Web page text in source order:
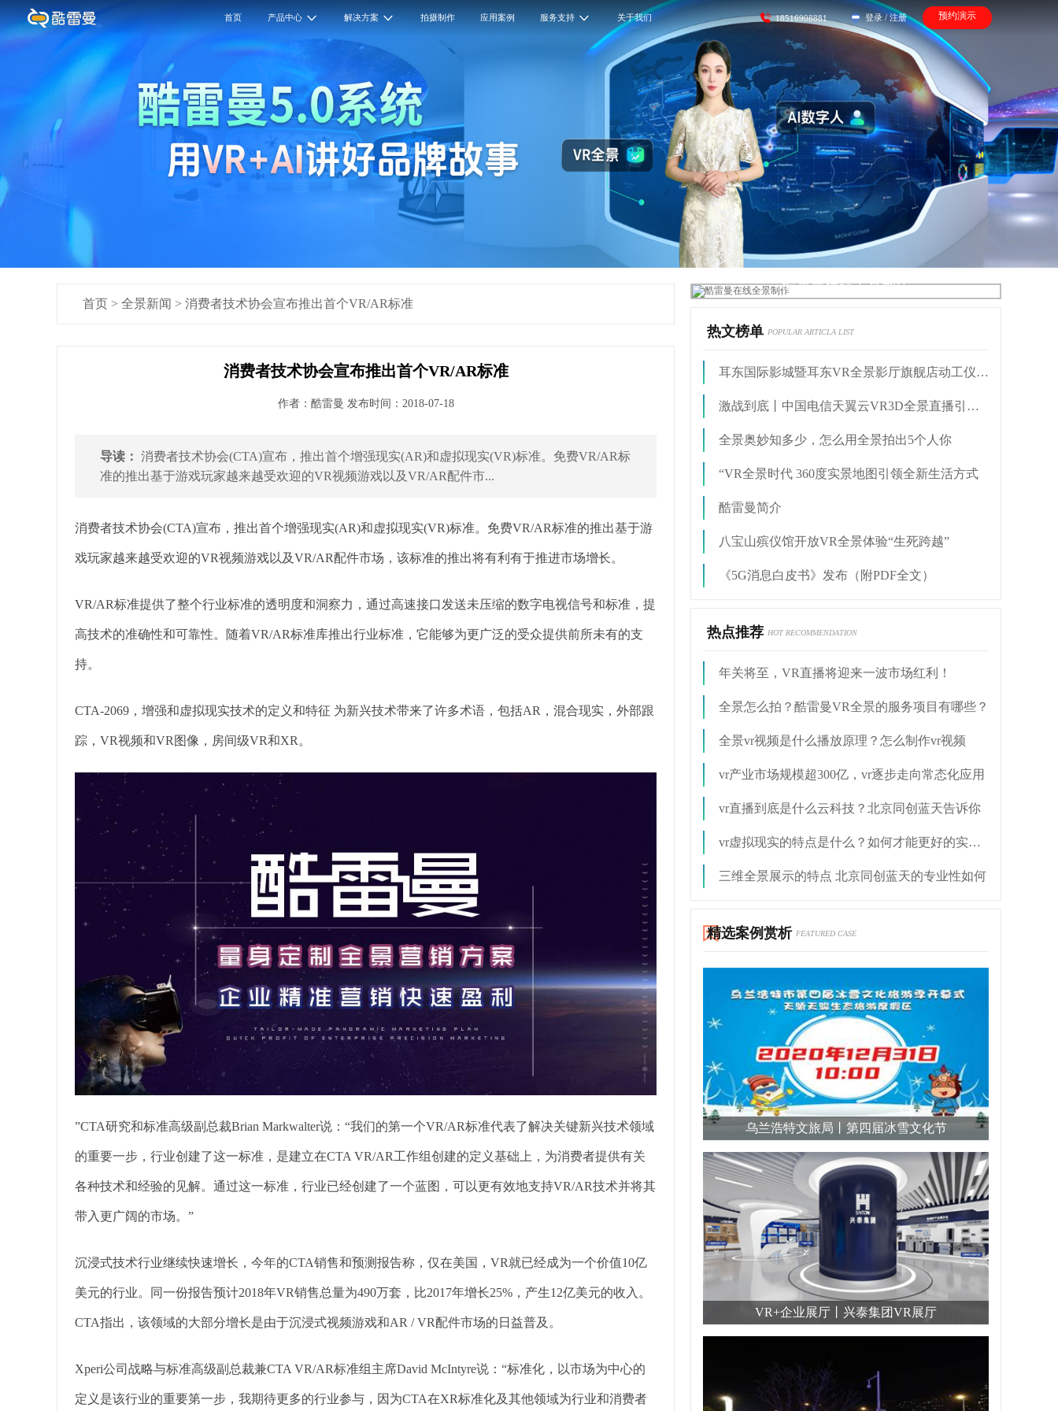
首页 产品中心 解决方案 拍摄制作 应用案例 服务支持 关于我们 18516908881 登录 / 注册 预约演示
首页 > 全景新闻 > 消费者技术协会宣布推出首个VR/AR标准
消费者技术协会宣布推出首个VR/AR标准
作者：酷雷曼 发布时间：2018-07-18
导读： 消费者技术协会(CTA)宣布，推出首个增强现实(AR)和虚拟现实(VR)标准。免费VR/AR标
准的推出基于游戏玩家越来越受欢迎的VR视频游戏以及VR/AR配件市...
消费者技术协会(CTA)宣布，推出首个增强现实(AR)和虚拟现实(VR)标准。免费VR/AR标准的推出基于游
戏玩家越来越受欢迎的VR视频游戏以及VR/AR配件市场，该标准的推出将有利有于推进市场增长。
VR/AR标准提供了整个行业标准的透明度和洞察力，通过高速接口发送未压缩的数字电视信号和标准，提
高技术的准确性和可靠性。随着VR/AR标准库推出行业标准，它能够为更广泛的受众提供前所未有的支
持。
CTA-2069，增强和虚拟现实技术的定义和特征 为新兴技术带来了许多术语，包括AR，混合现实，外部跟
踪，VR视频和VR图像，房间级VR和XR。
”CTA研究和标准高级副总裁Brian Markwalter说：“我们的第一个VR/AR标准代表了解决关键新兴技术领域
的重要一步，行业创建了这一标准，是建立在CTA VR/AR工作组创建的定义基础上，为消费者提供有关
各种技术和经验的见解。通过这一标准，行业已经创建了一个蓝图，可以更有效地支持VR/AR技术并将其
带入更广阔的市场。”
沉浸式技术行业继续快速增长，今年的CTA销售和预测报告称，仅在美国，VR就已经成为一个价值10亿
美元的行业。同一份报告预计2018年VR销售总量为490万套，比2017年增长25%，产生12亿美元的收入。
CTA指出，该领域的大部分增长是由于沉浸式视频游戏和AR / VR配件市场的日益普及。
Xperi公司战略与标准高级副总裁兼CTA VR/AR标准组主席David McIntyre说：“标准化，以市场为中心的
定义是该行业的重要第一步，我期待更多的行业参与，因为CTA在XR标准化及其他领域为行业和消费者
酷雷曼在线全景制作
热文榜单 POPULAR ARTICLA LIST
耳东国际影城暨耳东VR全景影厅旗舰店动工仪式盛大举行
激战到底丨中国电信天翼云VR3D全景直播引燃拳击热火
全景奥妙知多少，怎么用全景拍出5个人你
“VR全景时代 360度实景地图引领全新生活方式
酷雷曼简介
八宝山殡仪馆开放VR全景体验“生死跨越”
《5G消息白皮书》发布（附PDF全文）
热点推荐 HOT RECOMMENDATION
年关将至，VR直播将迎来一波市场红利！
全景怎么拍？酷雷曼VR全景的服务项目有哪些？
全景vr视频是什么播放原理？怎么制作vr视频
vr产业市场规模超300亿，vr逐步走向常态化应用
vr直播到底是什么云科技？北京同创蓝天告诉你
vr虚拟现实的特点是什么？如何才能更好的实现虚拟现实？
三维全景展示的特点 北京同创蓝天的专业性如何
精选案例赏析 FEATURED CASE
乌兰浩特文旅局丨第四届冰雪文化节
VR+企业展厅丨兴泰集团VR展厅